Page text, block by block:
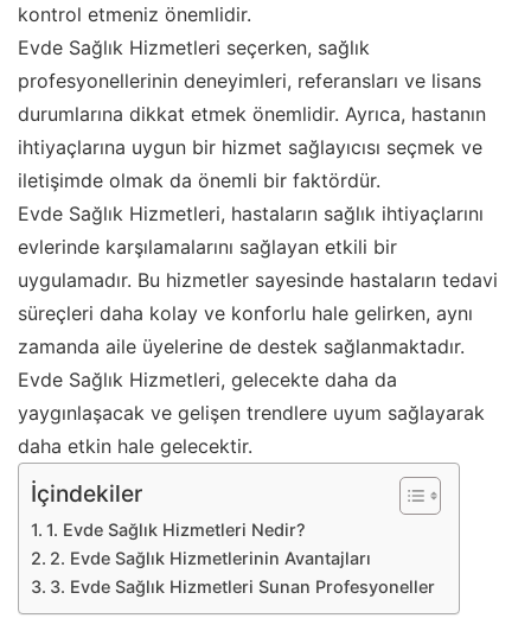
kontrol etmeniz önemlidir.
Evde Sağlık Hizmetleri seçerken, sağlık
profesyonellerinin deneyimleri, referansları ve lisans
durumlarına dikkat etmek önemlidir. Ayrıca, hastanın
ihtiyaçlarına uygun bir hizmet sağlayıcısı seçmek ve
iletişimde olmak da önemli bir faktördür.
Evde Sağlık Hizmetleri, hastaların sağlık ihtiyaçlarını
evlerinde karşılamalarını sağlayan etkili bir
uygulamadır. Bu hizmetler sayesinde hastaların tedavi
süreçleri daha kolay ve konforlu hale gelirken, aynı
zamanda aile üyelerine de destek sağlanmaktadır.
Evde Sağlık Hizmetleri, gelecekte daha da
yaygınlaşacak ve gelişen trendlere uyum sağlayarak
daha etkin hale gelecektir.
İçindekiler
1. Evde Sağlık Hizmetleri Nedir?
2. Evde Sağlık Hizmetlerinin Avantajları
3. Evde Sağlık Hizmetleri Sunan Profesyoneller